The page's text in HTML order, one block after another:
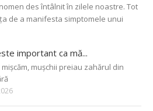
des întâlnit în zilele noastre. Tot
de a manifesta simptomele unui
important ca mă...
mușchii preiau zahărul din